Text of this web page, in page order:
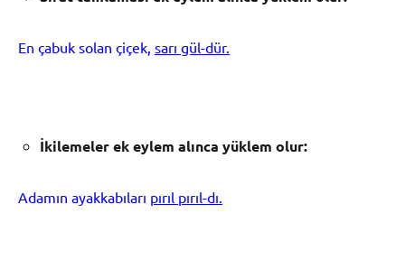
En çabuk solan çiçek, sarı gül-dür.
İkilemeler ek eylem alınca yüklem olur:
Adamın ayakkabıları pırıl pırıl-dı.